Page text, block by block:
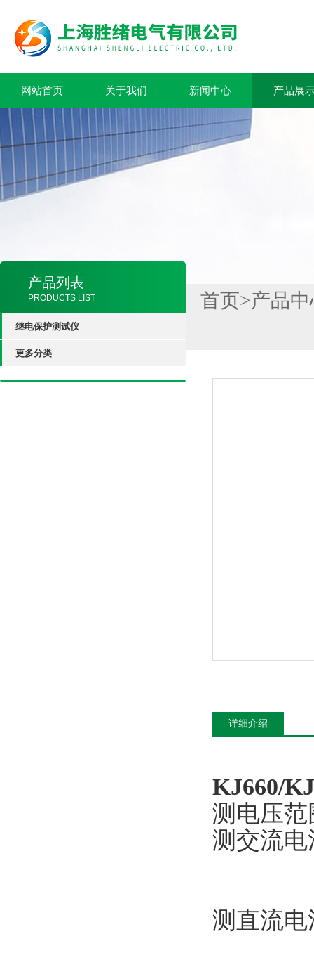
网站首页 关于我们 新闻中心 产品展
产品列表
PRODUCTS LIST
继电保护测试仪
更多分类
首页>产品
详细介绍
KJ660/
测电压
测交流电
测直流电